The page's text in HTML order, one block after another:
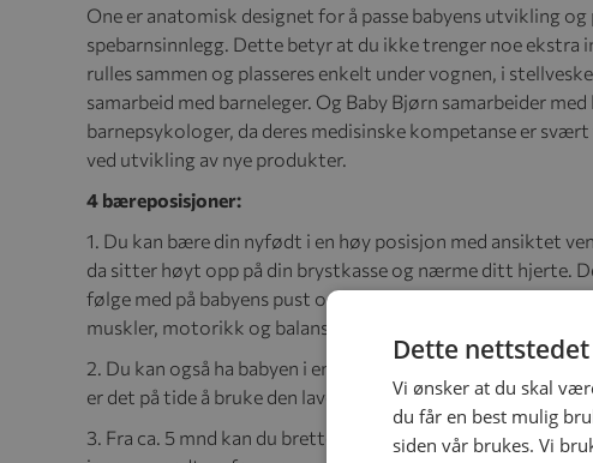
One er anatomisk designet for å passe babyens utvikling
spebarnsinnlegg. Dette betyr at du ikke trenger noe ekstra
rulles sammen og plasseres enkelt under vognen, i
samarbeid med barneleger. Og Baby Bjørn samarbeider
barnepsykologer, da deres medisinske kompetanse er
ved utvikling av nye produkter.
4 bæreposisjoner:
1. Du kan bære din nyfødt i en høy posisjon med ansiktet
da sitter høyt opp på din brystkasse og nærme ditt hjerte.
følge med på babyens pust og holder luftveiene frie. Ben
muskler, motorikk og balanse.
2. Du kan også ha babyen i en lavere posisjon
er det på tide å bruke den lavere posisjonen. For ekstra
3. Fra ca. 5 mnd kan du brette ned hodestøtten og ha
Dette
Vi ønsker at du skal
du får en best mulig
siden vår brukes. Vi